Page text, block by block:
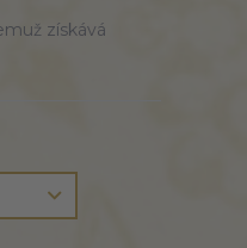
získává